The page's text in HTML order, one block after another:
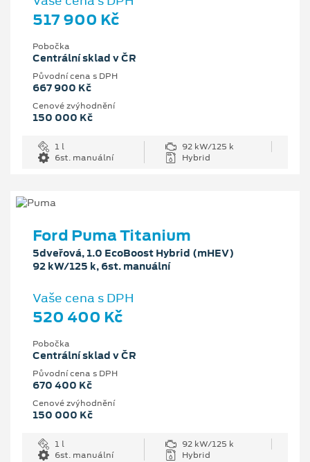
517 900 Kč
Pobočka
Centrální sklad v ČR
Původní cena s DPH
667 900 Kč
Cenové zvýhodnění
150 000 Kč
1 l
92 kW/125 k
6st. manuální
Hybrid
Ford Puma Titanium
5dveřová, 1.0 EcoBoost Hybrid (mHEV)
92 kW/125 k, 6st. manuální
Vaše cena s DPH
520 400 Kč
Pobočka
Centrální sklad v ČR
Původní cena s DPH
670 400 Kč
Cenové zvýhodnění
150 000 Kč
1 l
92 kW/125 k
6st. manuální
Hybrid